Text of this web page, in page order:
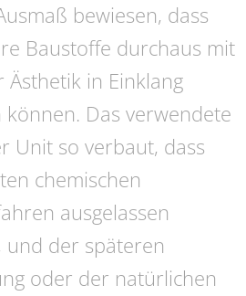
bewiesen, dass
Baustoffe durchaus mit
in Einklang
Das verwendete
Unit so verbaut, dass
chemischen
ausgelassen
der späteren
oder der natürlichen